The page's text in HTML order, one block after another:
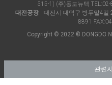
관련
515-1) (주)동도뉴텍 TEL:
대전공장
대전시 대덕구 방두말4길
8891
Copyright © 2022 © DONGDO